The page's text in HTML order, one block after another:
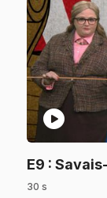
play_circle
E9 :
30 s